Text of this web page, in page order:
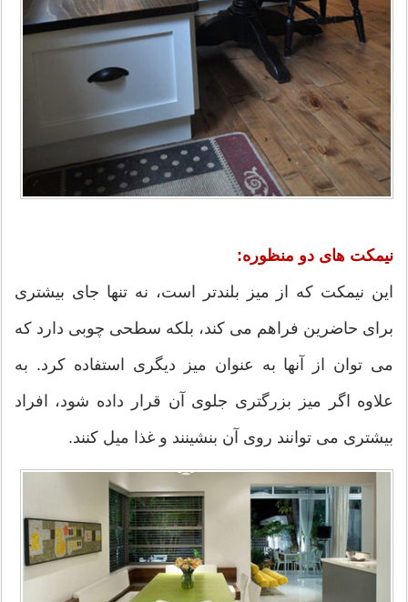
نیمکت های دو منظوره:
این نیمکت که از میز بلندتر است، نه تنها جای بیشتری
برای حاضرین فراهم می کند، بلکه سطحی چوبی دارد که
می توان از آنها به عنوان میز دیگری استفاده کرد. به
علاوه اگر میز بزرگتری جلوی آن قرار داده شود، افراد
بیشتری می توانند روی آن بنشینند و غذا میل کنند.